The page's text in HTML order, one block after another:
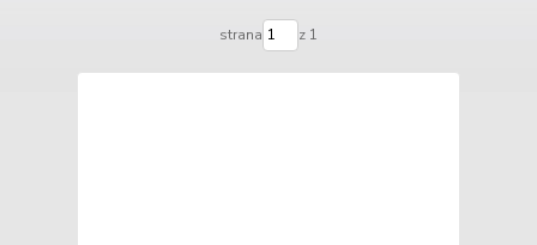
strana z 1